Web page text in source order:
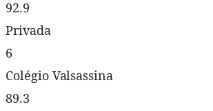
92.9
Privada
6
Colégio Valsassina
89.3